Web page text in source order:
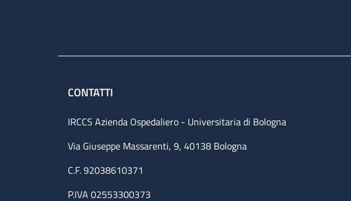
CONTATTI
IRCCS Azienda Ospedaliero - Universitaria di Bologna
Via Giuseppe Massarenti, 9, 40138 Bologna
C.F. 92038610371
P.IVA 02553300373